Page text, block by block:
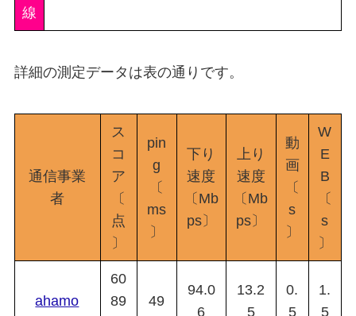
線
詳細の測定データは表の通りです。
通信事業
者
ス
コ
ア
〔
点
〕
pin
g
〔
ms
〕
下り
速度
〔Mb
ps〕
上り
速度
〔Mb
ps〕
動
画
〔
s
〕
W
E
B
〔
s
〕
ahamo
60
89
49
94.0
6
13.2
5
0.
5
1.
5